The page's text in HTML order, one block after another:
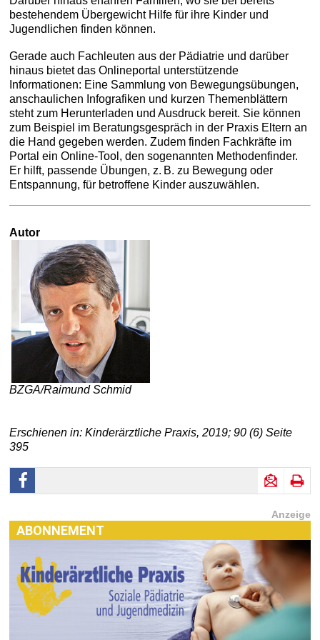
bestehendem Übergewicht Hilfe für ihre Kinder und
Jugendlichen finden können.
Gerade auch Fachleuten aus der Pädiatrie und darüber
hinaus bietet das Onlineportal unterstützende
Informationen: Eine Sammlung von Bewegungsübungen,
anschaulichen Infografiken und kurzen Themenblättern
steht zum Herunterladen und Ausdruck bereit. Sie können
zum Beispiel im Beratungsgespräch in der Praxis Eltern an
die Hand gegeben werden. Zudem finden Fachkräfte im
Portal ein Online-Tool, den sogenannten Methodenfinder.
Er hilft, passende Übungen, z. B. zu Bewegung oder
Entspannung, für betroffene Kinder auszuwählen.
Autor
BZGA/Raimund Schmid
Erschienen in: Kinderärztliche Praxis, 2019; 90 (6) Seite
395
Anzeige
ABONNEMENT